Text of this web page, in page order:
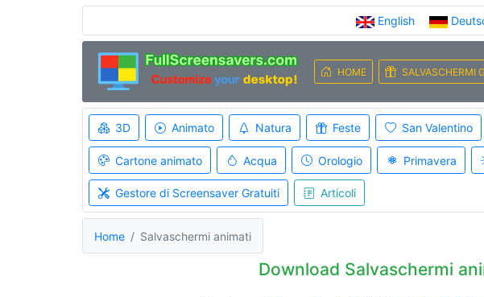
English
HOME SALVASCHERMI
3D Animato Natura Feste San Valentino
Cartone animato Acqua Orologio Primavera
Gestore di Screensaver Gratuiti Articoli
Home Salvaschermi animati
Download Salvaschermi